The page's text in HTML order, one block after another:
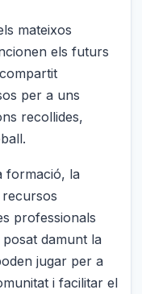
mateixos
els futurs
per a uns
recollides,
formació, la
recursos
professionals
damunt la
jugar per a
i facilitar el